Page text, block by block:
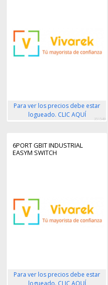
Para ver los precios debe estar
logueado. CLIC AQUÍ
351549
6PORT GBIT INDUSTRIAL
EASYM SWITCH
Para ver los precios debe estar
logueado. CLIC AQUÍ